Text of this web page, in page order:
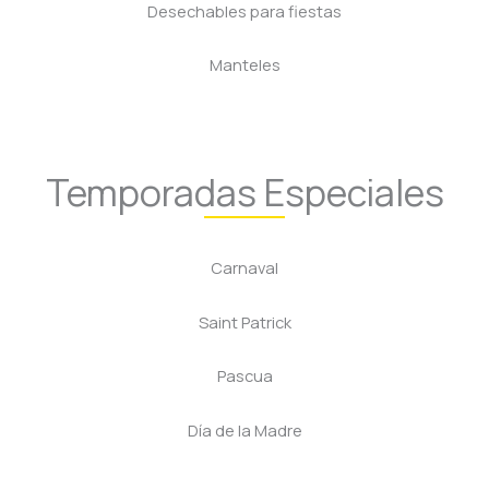
Desechables para fiestas
Manteles
Temporadas Especiales
Carnaval
Saint Patrick
Pascua
Día de la Madre